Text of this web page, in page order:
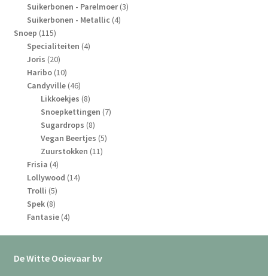
producten
Suikerbonen - Parelmoer 33
Suikerbonen - Metallic 44
Snoep 115115
producten
Specialiteiten 44
Joris 2020
producten
Haribo 1010
producten
Candyville 4646
producten
Likkoekjes 88
producten
Snoepkettingen 77
Sugardrops 88
producten
Vegan Beertjes 55
Zuurstokken 1111
Frisia 44
producten
Lollywood 1414
Trolli 55
producten
Spek 88
producten
Fantasie 44
De Witte Ooievaar bv